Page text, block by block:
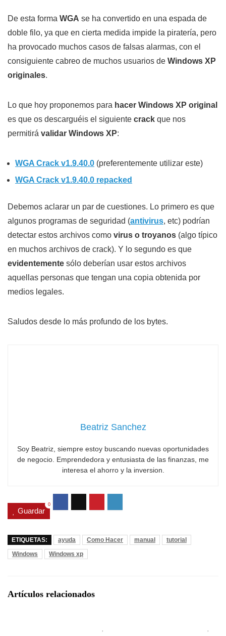
De esta forma WGA se ha convertido en una espada de
doble filo, ya que en cierta medida impide la piratería, pero
ha provocado muchos casos de falsas alarmas, con el
consiguiente cabreo de muchos usuarios de Windows XP
originales.
Lo que hoy proponemos para hacer Windows XP original
es que os descarguéis el siguiente crack que nos
permitirá validar Windows XP:
WGA Crack v1.9.40.0 (preferentemente utilizar este)
WGA Crack v1.9.40.0 repacked
Debemos aclarar un par de cuestiones. Lo primero es que
algunos programas de seguridad (antivirus, etc) podrían
detectar estos archivos como virus o troyanos (algo típico
en muchos archivos de crack). Y lo segundo es que
evidentemente sólo deberían usar estos archivos
aquellas personas que tengan una copia obtenida por
medios legales.
Saludos desde lo más profundo de los bytes.
Beatriz Sanchez
Soy Beatriz, siempre estoy buscando nuevas oportunidades
de negocio. Emprendedora y entusiasta de las finanzas, me
interesa el ahorro y la inversion.
Guardar
0
ETIQUETAS: ayuda Como Hacer manual
tutorial
Windows
Windows xp
Artículos relacionados